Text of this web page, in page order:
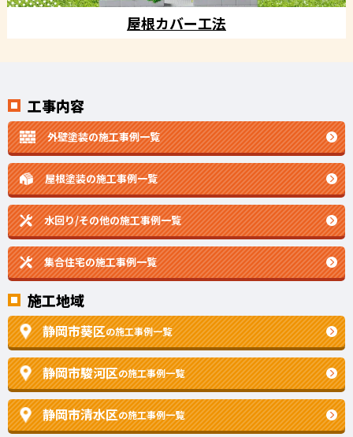
屋根カバー工法
工事内容
外壁塗装の施工事例一覧
屋根塗装の施工事例一覧
水回り/その他の施工事例一覧
集合住宅の施工事例一覧
施工地域
静岡市葵区の施工事例一覧
静岡市駿河区の施工事例一覧
静岡市清水区の施工事例一覧